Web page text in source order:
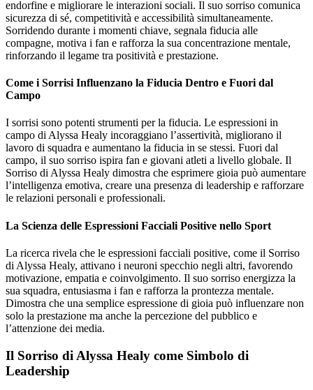
endorfine e migliorare le interazioni sociali. Il suo sorriso comunica
sicurezza di sé, competitività e accessibilità simultaneamente.
Sorridendo durante i momenti chiave, segnala fiducia alle
compagne, motiva i fan e rafforza la sua concentrazione mentale,
rinforzando il legame tra positività e prestazione.
Come i Sorrisi Influenzano la Fiducia Dentro e Fuori dal
Campo
I sorrisi sono potenti strumenti per la fiducia. Le espressioni in
campo di Alyssa Healy incoraggiano l’assertività, migliorano il
lavoro di squadra e aumentano la fiducia in se stessi. Fuori dal
campo, il suo sorriso ispira fan e giovani atleti a livello globale. Il
Sorriso di Alyssa Healy dimostra che esprimere gioia può aumentare
l’intelligenza emotiva, creare una presenza di leadership e rafforzare
le relazioni personali e professionali.
La Scienza delle Espressioni Facciali Positive nello Sport
La ricerca rivela che le espressioni facciali positive, come il Sorriso
di Alyssa Healy, attivano i neuroni specchio negli altri, favorendo
motivazione, empatia e coinvolgimento. Il suo sorriso energizza la
sua squadra, entusiasma i fan e rafforza la prontezza mentale.
Dimostra che una semplice espressione di gioia può influenzare non
solo la prestazione ma anche la percezione del pubblico e
l’attenzione dei media.
Il Sorriso di Alyssa Healy come Simbolo di
Leadership